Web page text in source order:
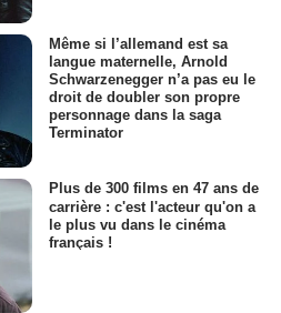
Même si l’allemand est sa
langue maternelle, Arnold
Schwarzenegger n’a pas eu le
droit de doubler son propre
personnage dans la saga
Terminator
Plus de 300 films en 47 ans de
carrière : c'est l'acteur qu'on a
le plus vu dans le cinéma
français !